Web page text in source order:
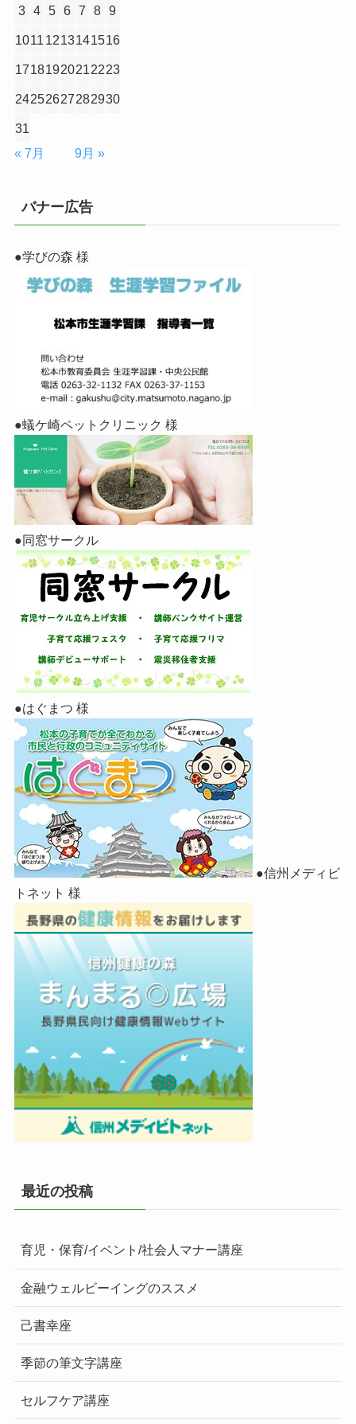
3 4 5 6 7 8 9
1011 1213141516
17181920212223
24252627282930
31
« 7月
9月 »
バナー広告
●学びの森 様
●蟻ケ崎ペットクリニック 様
●同窓サークル
●はぐまつ 様
●信州メディビ
トネット 様
最近の投稿
育児・保育/イベント/社会人マナー講座
金融ウェルビーイングのススメ
己書幸座
季節の筆文字講座
セルフケア講座